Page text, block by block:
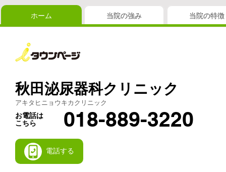
ホーム 当院の強み 当院の特徴
秋田泌尿器科クリニック
アキタヒニョウキカクリニック
お電話は
こちら
018-889-3220
電話する